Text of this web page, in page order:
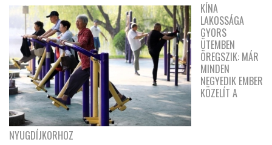
KÍNA
LAKOSSÁGA
GYORS
ÜTEMBEN
ÖREGSZIK: MÁR
MINDEN
NEGYEDIK EMBER
KÖZELÍT A
NYUGDÍJKORHOZ